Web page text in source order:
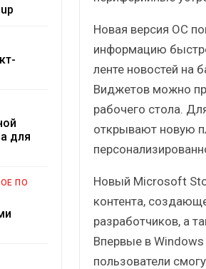
Новая версия ОС
информацию
ленте новостей
Виджетов можно
рабочего стола.
открывают новую
Новый Microsoft
контента,
разработчиков, а
Впервые в
пользователи
для
ПО